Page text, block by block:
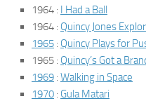
1964 : I Had a Ball
1964 : Quincy Jones
1965 : Quincy Plays for
1965 : Quincy’s Got a
1969 : Walking in Space
1970 : Gula Matari